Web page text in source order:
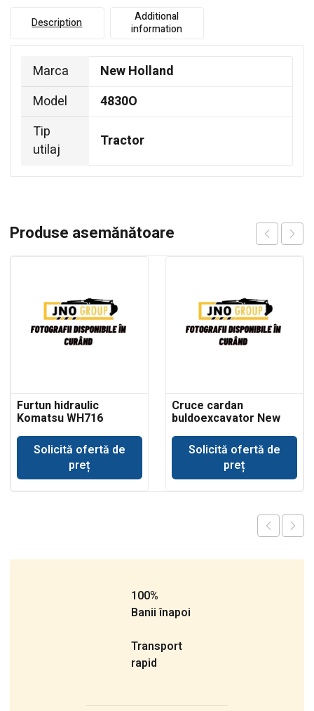
Description
Additional
information
Marca
New Holland
Model
4830O
Tip
utilaj
Tractor
Produse asemănătoare
Furtun hidraulic
Komatsu WH716
Solicită ofertă de
preț
Cruce cardan
buldoexcavator New
Solicită ofertă de
preț
100%
Banii înapoi
Transport
rapid